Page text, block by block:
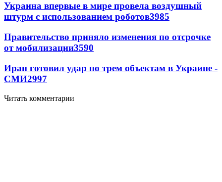
Украина впервые в мире провела воздушный
штурм с использованием роботов3985
Правительство приняло изменения по отсрочке
от мобилизации3590
Иран готовил удар по трем объектам в Украине -
СМИ2997
Читать комментарии